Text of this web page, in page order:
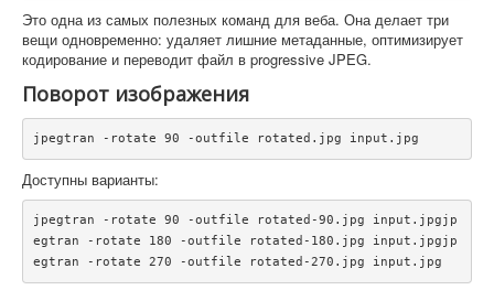
Это одна из самых полезных команд для веба. Она делает три
вещи одновременно: удаляет лишние метаданные, оптимизирует
кодирование и переводит файл в progressive JPEG.
Поворот изображения
jpegtran -rotate 90 -outfile rotated.jpg input.jpg
Доступны варианты:
jpegtran -rotate 90 -outfile rotated-90.jpg input.jpgjp
egtran -rotate 180 -outfile rotated-180.jpg input.jpgjp
egtran -rotate 270 -outfile rotated-270.jpg input.jpg